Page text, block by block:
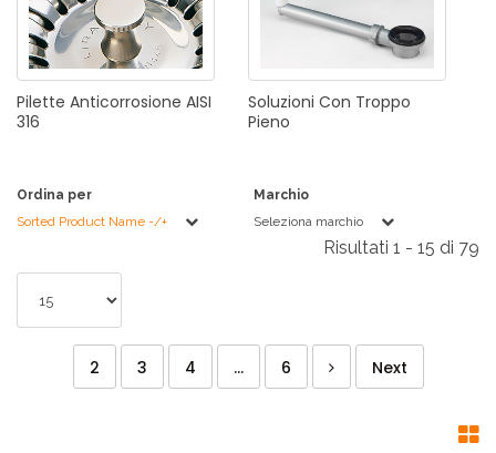
Pilette Anticorrosione AISI
316
Soluzioni Con Troppo
Pieno
Ordina per
Sorted Product Name -/+
Marchio
Seleziona marchio
Risultati 1 - 15 di 79
2 3 4 ... 6 Next